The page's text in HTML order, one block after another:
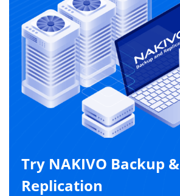
Try NAKIVO Backup &
Replication